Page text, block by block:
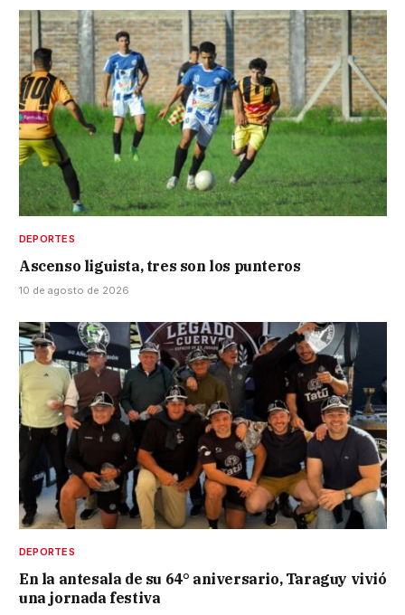
DEPORTES
Ascenso liguista, tres son los punteros
10 de agosto de 2026
DEPORTES
En la antesala de su 64° aniversario, Taraguy vivió
una jornada festiva